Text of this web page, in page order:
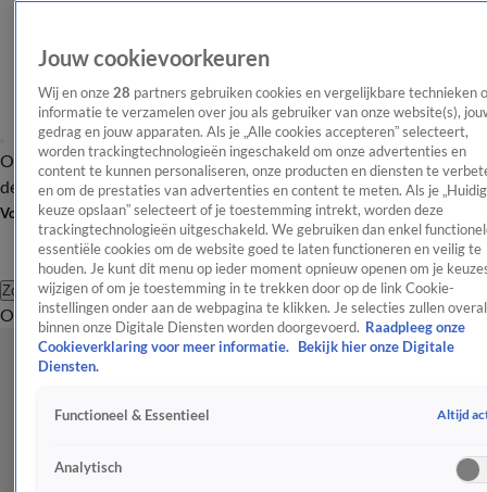
OverzichtAfleveringen Entertainment TV Algemeen
Tip
de redactieNieuwsbrief
Volg Shownieuws
Zoeken
OverzichtEntertainmentSpraakmakendRealityCrimeVideo's
Jouw cookievoorkeuren
Wij en onze 28 partners gebruiken cookies en vergelijkbare technieken
informatie te verzamelen over jou als gebruiker van onze website(s),
gedrag en jouw apparaten. Als je „Alle cookies accepteren” selecteert,
worden trackingtechnologieën ingeschakeld om onze advertenties en
content te kunnen personaliseren, onze producten en diensten te
en om de prestaties van advertenties en content te meten. Als je
keuze opslaan” selecteert of je toestemming intrekt, worden deze
trackingtechnologieën uitgeschakeld. We gebruiken dan enkel
essentiële cookies om de website goed te laten functioneren en veilig te
houden. Je kunt dit menu op ieder moment opnieuw openen om je
wijzigen of om je toestemming in te trekken door op de link Cookie-
instellingen onder aan de webpagina te klikken. Je selecties zullen overal
binnen onze Digitale Diensten worden doorgevoerd. Raadpleeg onze
Cookieverklaring voor meer informatie.
Bekijk hier onze Digitale
Diensten.
Functioneel & Essentieel Altijd
Analytisch